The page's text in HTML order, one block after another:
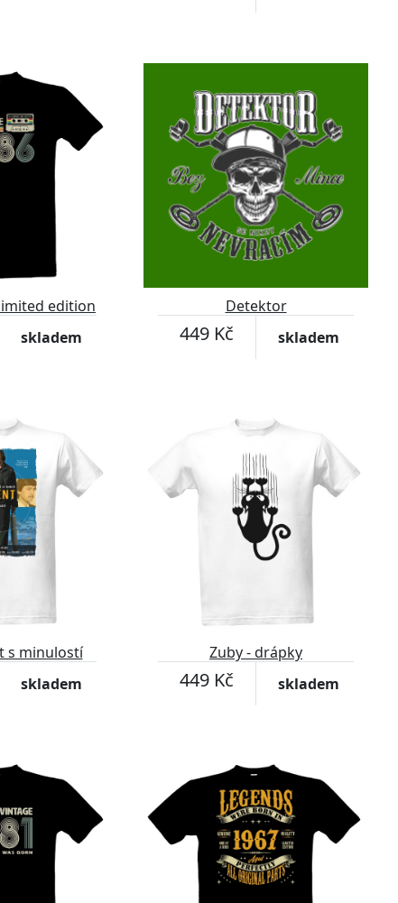
edition
skladem
Detektor
449 Kč skladem
s minulostí
skladem
Zuby - drápky
449 Kč skladem